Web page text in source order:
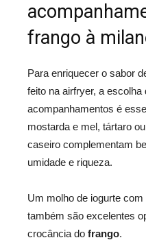
frango à
Para enriquecer o sabor
feito na airfryer, a escolha
acompanhamentos é
mostarda e mel, tártaro
caseiro complementam
umidade e riqueza.
Um molho de iogurte
também são excelentes
crocância do frango.